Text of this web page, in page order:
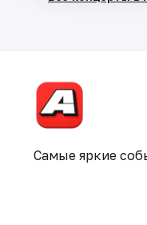
Самые яркие